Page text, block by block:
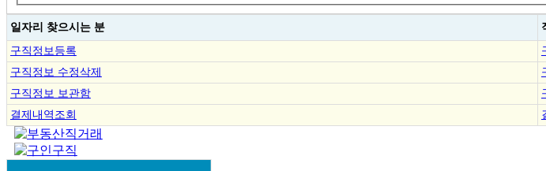
일자리 찾으시는 분
구직정보등록
구직정보 수정삭제
구직정보 보관함
결제내역조회